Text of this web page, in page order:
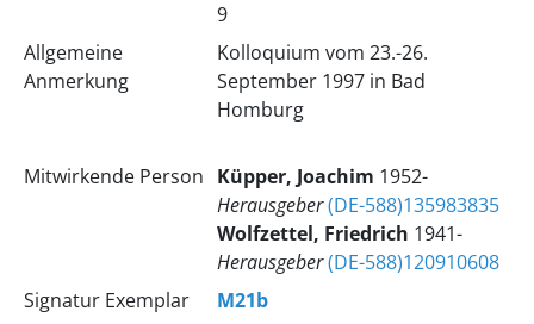
9
Allgemeine
Anmerkung
Kolloquium vom 23.-26.
September 1997 in Bad
Homburg
Mitwirkende Person Küpper, Joachim 1952-
Herausgeber(DE-588)135983835
Wolfzettel, Friedrich 1941-
Herausgeber(DE-588)120910608
Signatur Exemplar
M21b